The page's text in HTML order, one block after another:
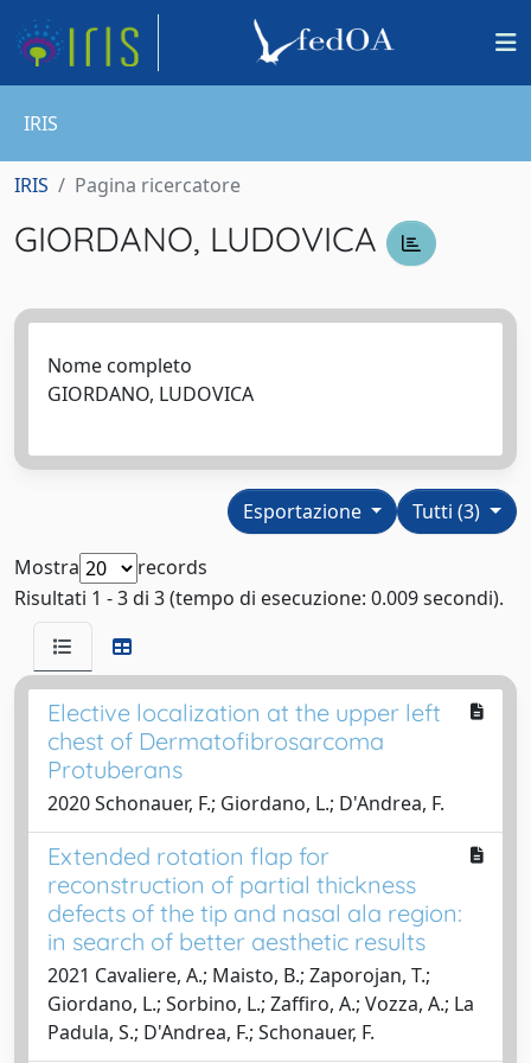
IRIS
IRIS Pagina ricercatore
GIORDANO, LUDOVICA
Nome completo
GIORDANO, LUDOVICA
Tutti (3)
Esportazione
Mostra
records
Risultati 1 - 3 di 3 (tempo di esecuzione: 0.009 secondi).
Elective localization at the upper left
chest of Dermatofibrosarcoma
Protuberans
2020 Schonauer, F.; Giordano, L.; D'Andrea, F.
Extended rotation flap for
reconstruction of partial thickness
defects of the tip and nasal ala region:
in search of better aesthetic results
2021 Cavaliere, A.; Maisto, B.; Zaporojan, T.;
Giordano, L.; Sorbino, L.; Zaffiro, A.; Vozza, A.; La
Padula, S.; D'Andrea, F.; Schonauer, F.